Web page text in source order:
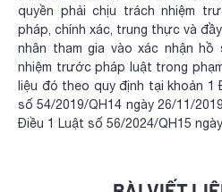
quyền phải chịu trách nhiệm
pháp, chính xác, trung thực và
nhân tham gia vào xác nhận
nhiệm trước pháp luật trong
liệu đó theo quy định tại khoản 1
số 54/2019/QH14 ngày 26/11/
Điều 1 Luật số 56/2024/QH15